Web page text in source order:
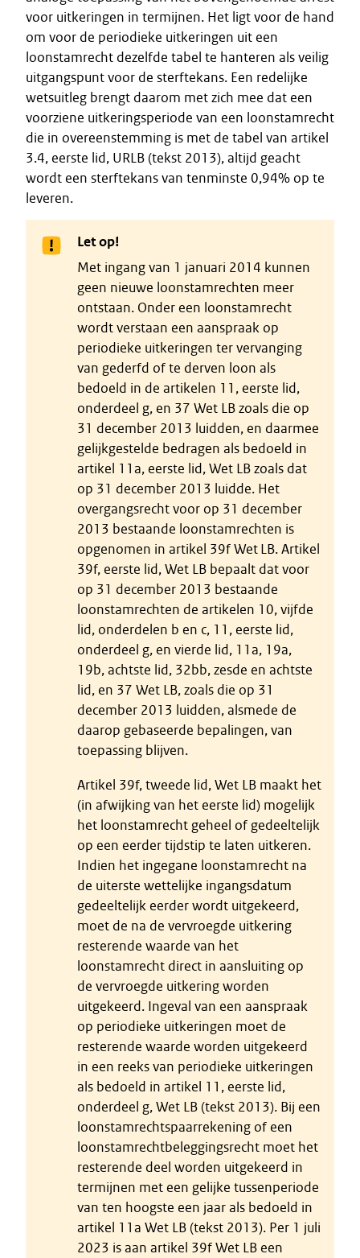
voor uitkeringen in termijnen. Het ligt voor de hand
om voor de periodieke uitkeringen uit een
loonstamrecht dezelfde tabel te hanteren als veilig
uitgangspunt voor de sterftekans. Een redelijke
wetsuitleg brengt daarom met zich mee dat een
voorziene uitkeringsperiode van een loonstamrecht
die in overeenstemming is met de tabel van artikel
3.4, eerste lid, URLB (tekst 2013), altijd geacht
wordt een sterftekans van tenminste 0,94% op te
leveren.
Let op!
Met ingang van 1 januari 2014 kunnen
geen nieuwe loonstamrechten meer
ontstaan. Onder een loonstamrecht
wordt verstaan een aanspraak op
periodieke uitkeringen ter vervanging
van gederfd of te derven loon als
bedoeld in de artikelen 11, eerste lid,
onderdeel g, en 37 Wet LB zoals die op
31 december 2013 luidden, en daarmee
gelijkgestelde bedragen als bedoeld in
artikel 11a, eerste lid, Wet LB zoals dat
op 31 december 2013 luidde. Het
overgangsrecht voor op 31 december
2013 bestaande loonstamrechten is
opgenomen in artikel 39f Wet LB. Artikel
39f, eerste lid, Wet LB bepaalt dat voor
op 31 december 2013 bestaande
loonstamrechten de artikelen 10, vijfde
lid, onderdelen b en c, 11, eerste lid,
onderdeel g, en vierde lid, 11a, 19a,
19b, achtste lid, 32bb, zesde en achtste
lid, en 37 Wet LB, zoals die op 31
december 2013 luidden, alsmede de
daarop gebaseerde bepalingen, van
toepassing blijven.
Artikel 39f, tweede lid, Wet LB maakt het
(in afwijking van het eerste lid) mogelijk
het loonstamrecht geheel of gedeeltelijk
op een eerder tijdstip te laten uitkeren.
Indien het ingegane loonstamrecht na
de uiterste wettelijke ingangsdatum
gedeeltelijk eerder wordt uitgekeerd,
moet de na de vervroegde uitkering
resterende waarde van het
loonstamrecht direct in aansluiting op
de vervroegde uitkering worden
uitgekeerd. Ingeval van een aanspraak
op periodieke uitkeringen moet de
resterende waarde worden uitgekeerd
in een reeks van periodieke uitkeringen
als bedoeld in artikel 11, eerste lid,
onderdeel g, Wet LB (tekst 2013). Bij een
loonstamrechtspaarrekening of een
loonstamrechtbeleggingsrecht moet het
resterende deel worden uitgekeerd in
termijnen met een gelijke tussenperiode
van ten hoogste een jaar als bedoeld in
artikel 11a Wet LB (tekst 2013). Per 1 juli
2023 is aan artikel 39f Wet LB een